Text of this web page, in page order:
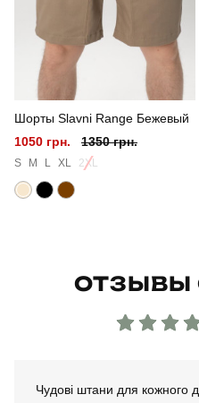
Склад тканини 80%
Країна - виробник
Шорты Slavni Range Бежевый
1050 грн.
1350 грн.
S M L XL 2XL
ОТЗЫВЫ
Чудові штани для кожного